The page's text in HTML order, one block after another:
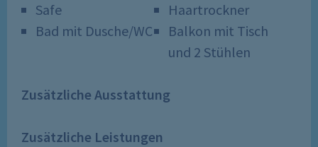
Safe
Haartrockner
Bad mit Dusche/WC
Balkon mit Tisch
und 2 Stühlen
Zusätzliche Ausstattung
Zusätzliche Leistungen